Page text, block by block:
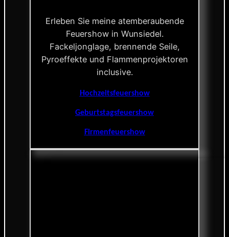
Erleben Sie meine atemberaubende
Feuershow in Wunsiedel.
Fackeljonglage, brennende Seile,
Pyroeffekte und Flammenprojektoren
inclusive.
Hochzeitsfeuershow
Geburtstagsfeuershow
Firmenfeuershow